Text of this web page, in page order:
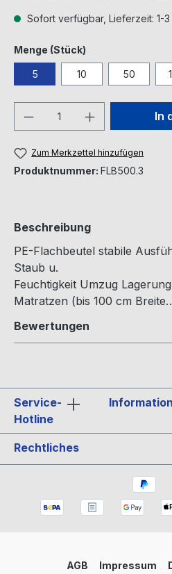
Sofort verfügbar, Lieferzeit: 1-
Menge (Stück)
5 10 50
Produkt Anzahl: In
Zum Merkzettel hinzufügen
Produktnummer: FLB500.3
Beschreibung
PE-Flachbeutel stabile
Staub u.
Feuchtigkeit Umzug
Matratzen (bis 100 cm
Bewertungen
Service-
Hotline
Rechtliches
AGB Impressum